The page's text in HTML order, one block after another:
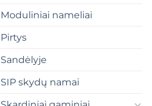
Moduliniai nameliai
Pirtys
Sandėlyje
SIP skydų namai